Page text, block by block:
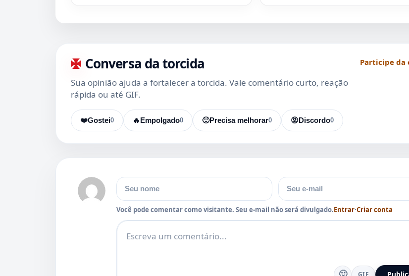
Conversa da torcida
Sua opinião ajuda a fortalecer a torcida. Vale comentário curto, reação
rápida ou até GIF.
Participe da
❤️ 0
Gostei 🔥 0
Empolgado 🙂 0
Precisa melhorar 😡 0
Discordo
Nome E-mail
Você pode comentar como visitante. Seu e-mail não será divulgado.Entrar·Criar conta
Comentário
🙂 GIF